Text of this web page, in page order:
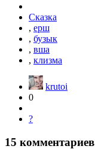
Сказка
, ерш
, бузык
, вша
, клизма
krutoi
0
?
15 комментариев